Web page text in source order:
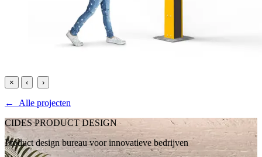
× ‹ ›
← Alle projecten
CIDES PRODUCT DESIGN
Product design bureau voor innovatieve bedrijven